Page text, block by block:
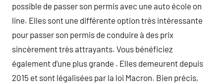
possible de passer son permis avec une auto école on
line. Elles sont une différente option très intéressante
pour passer son permis de conduire à des prix
sincèrement très attrayants. Vous bénéficiez
également d’une plus grande . Elles demeurent depuis
2015 et sont légalisées par la loi Macron. Bien précis,